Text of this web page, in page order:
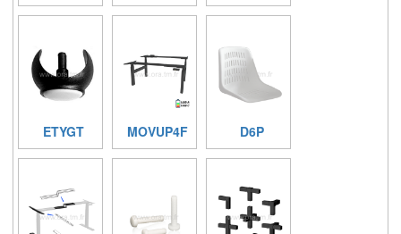
ETYGT MOVUP4F D6P